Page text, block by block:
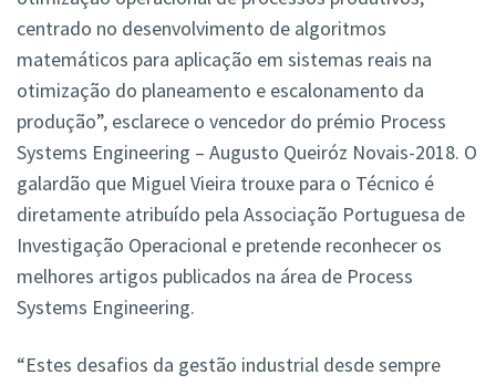
centrado no desenvolvimento de algoritmos
matemáticos para aplicação em sistemas reais na
otimização do planeamento e escalonamento da
produção”, esclarece o vencedor do prémio Process
Systems Engineering – Augusto Queiróz Novais-2018. O
galardão que Miguel Vieira trouxe para o Técnico é
diretamente atribuído pela Associação Portuguesa de
Investigação Operacional e pretende reconhecer os
melhores artigos publicados na área de Process
Systems Engineering.
“Estes desafios da gestão industrial desde sempre